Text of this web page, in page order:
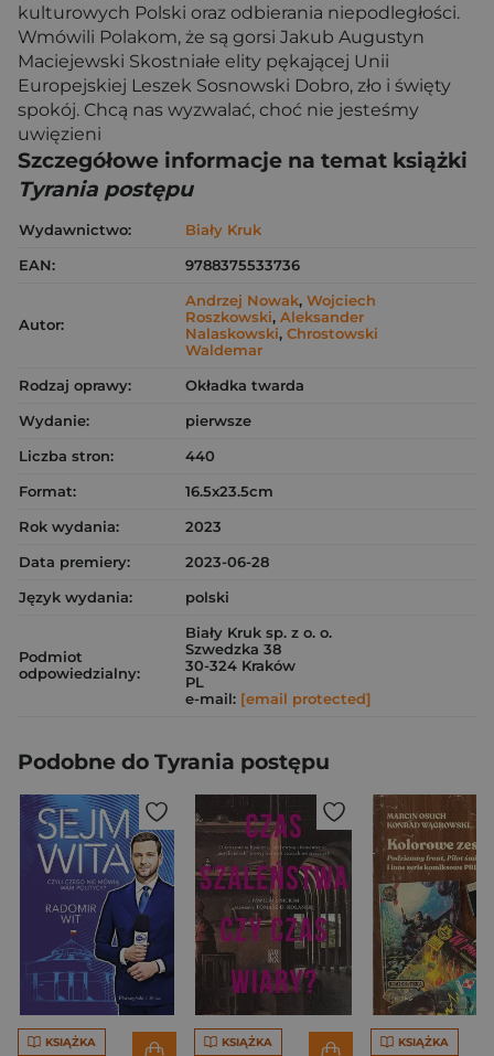
kulturowych Polski oraz odbierania niepodległości.
Wmówili Polakom, że są gorsi Jakub Augustyn
Maciejewski Skostniałe elity pękającej Unii
Europejskiej Leszek Sosnowski Dobro, zło i święty
spokój. Chcą nas wyzwalać, choć nie jesteśmy
uwięzieni
Szczegółowe informacje na temat książki
Tyrania postępu
Wydawnictwo:
Biały Kruk
EAN:
9788375533736
Autor:
Andrzej Nowak, Wojciech
Roszkowski, Aleksander
Nalaskowski, Chrostowski
Waldemar
Rodzaj oprawy:
Okładka twarda
Wydanie:
pierwsze
Liczba stron:
440
Format:
16.5x23.5cm
Rok wydania:
2023
Data premiery:
2023-06-28
Język wydania:
polski
Podmiot
odpowiedzialny:
Biały Kruk sp. z o. o.
Szwedzka 38
30-324 Kraków
PL
e-mail: [email protected]
Podobne do Tyrania postępu
KSIĄŻKA KSIĄŻKA KSIĄŻKA